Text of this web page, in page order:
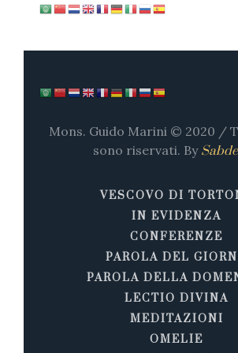
Mons. Guido Marini © 2020 /
sono riservati. By
VESCOVO DI
IN EVIDENZA
CONFERENZE
PAROLA DEL
PAROLA DELLA
LECTIO DIVINA
MEDITAZIONI
OMELIE